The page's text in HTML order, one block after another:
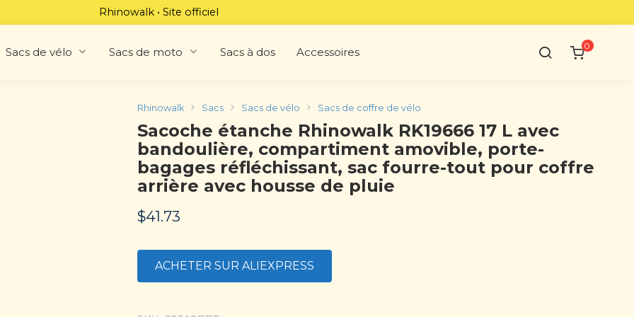
Rhinowalk • Site officiel
Sacs de vélo Sacs de moto Sacs à dos Accessoires 0
Rhinowalk Sacs Sacs de vélo Sacs de coffre de vélo
Sacoche étanche Rhinowalk RK19666 17 L avec
bandoulière, compartiment amovible, porte-
bagages réfléchissant, sac fourre-tout pour coffre
arrière avec housse de pluie
$41.73
ACHETER SUR ALIEXPRESS